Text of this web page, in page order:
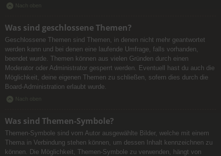
Nach oben
Was sind geschlossene Themen?
Geschlossene Themen sind Themen, in denen nicht mehr geantwortet
werden kann und bei denen eine laufende Umfrage, falls vorhanden,
beendet wurde. Themen können aus vielen Gründen durch einen
Moderator oder Administrator gesperrt werden. Eventuell hast du auch die
Möglichkeit, deine eigenen Themen zu schließen, sofern dies durch die
Board-Administration erlaubt wurde.
Nach oben
Was sind Themen-Symbole?
Themen-Symbole sind vom Autor ausgewählte Bilder, welche mit einem
Thema in Verbindung stehen können, um dessen Inhalt kennzeichnen zu
können. Die Möglichkeit, Themen-Symbole zu verwenden, hängt von